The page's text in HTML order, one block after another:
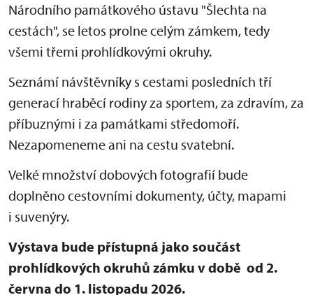
Národního památkového ústavu "Šlechta na
cestách", se letos prolne celým zámkem, tedy
všemi třemi prohlídkovými okruhy.
Seznámí návštěvníky s cestami posledních tří
generací hraběcí rodiny za sportem, za zdravím, za
příbuznými i za památkami středomoří.
Nezapomeneme ani na cestu svatební.
Velké množství dobových fotografií bude
doplněno cestovními dokumenty, účty, mapami
i suvenýry.
Výstava bude přístupná jako součást
prohlídkových okruhů zámku v době od 2.
června do 1. listopadu 2026.